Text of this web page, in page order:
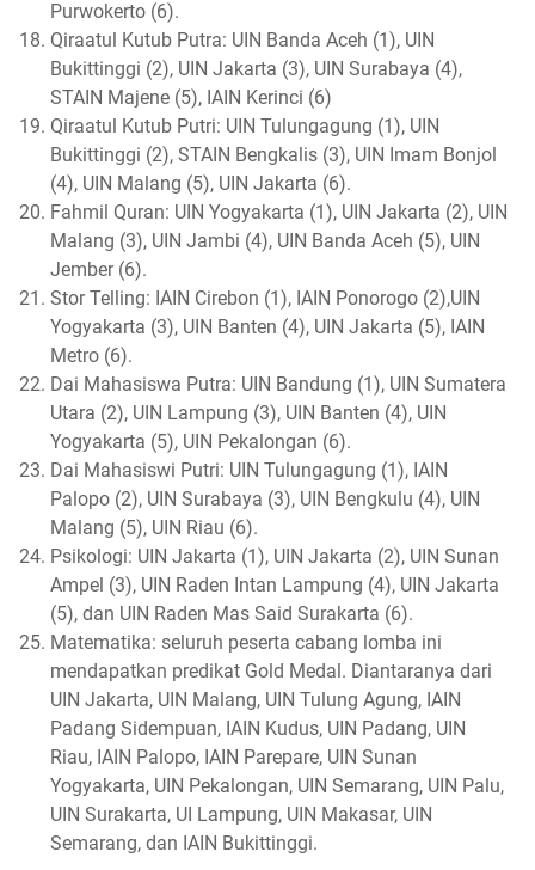
Purwokerto (6).
Qiraatul Kutub Putra: UIN Banda Aceh (1), UIN
Bukittinggi (2), UIN Jakarta (3), UIN Surabaya (4),
STAIN Majene (5), IAIN Kerinci (6)
Qiraatul Kutub Putri: UIN Tulungagung (1), UIN
Bukittinggi (2), STAIN Bengkalis (3), UIN Imam Bonjol
(4), UIN Malang (5), UIN Jakarta (6).
Fahmil Quran: UIN Yogyakarta (1), UIN Jakarta (2), UIN
Malang (3), UIN Jambi (4), UIN Banda Aceh (5), UIN
Jember (6).
Stor Telling: IAIN Cirebon (1), IAIN Ponorogo (2),UIN
Yogyakarta (3), UIN Banten (4), UIN Jakarta (5), IAIN
Metro (6).
Dai Mahasiswa Putra: UIN Bandung (1), UIN Sumatera
Utara (2), UIN Lampung (3), UIN Banten (4), UIN
Yogyakarta (5), UIN Pekalongan (6).
Dai Mahasiswi Putri: UIN Tulungagung (1), IAIN
Palopo (2), UIN Surabaya (3), UIN Bengkulu (4), UIN
Malang (5), UIN Riau (6).
Psikologi: UIN Jakarta (1), UIN Jakarta (2), UIN Sunan
Ampel (3), UIN Raden Intan Lampung (4), UIN Jakarta
(5), dan UIN Raden Mas Said Surakarta (6).
Matematika: seluruh peserta cabang lomba ini
mendapatkan predikat Gold Medal. Diantaranya dari
UIN Jakarta, UIN Malang, UIN Tulung Agung, IAIN
Padang Sidempuan, IAIN Kudus, UIN Padang, UIN
Riau, IAIN Palopo, IAIN Parepare, UIN Sunan
Yogyakarta, UIN Pekalongan, UIN Semarang, UIN Palu,
UIN Surakarta, UI Lampung, UIN Makasar, UIN
Semarang, dan IAIN Bukittinggi.